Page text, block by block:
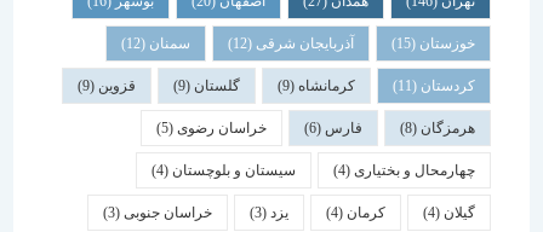
خوزستان(15) آذربایجان شرقی(12) سمنان (12)
کردستان(11) کرمانشاه(9) گلستان (9) قزوین
هرمزگان(8) فارس خراسان رضوی(5)
چهارمحال و بختیاری (4) سیستان و بلوچستان(4)
کرمان یزد خراسان جنوبی(3)